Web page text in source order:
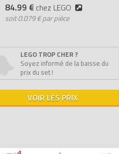
84.99 € chez LEGO
soit0.079 € par pièce
LEGO TROP CHER ?
Soyez informé de la baisse du
prix du set !
VOIR LES PRIX